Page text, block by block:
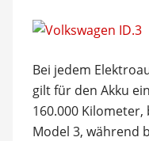
Bei jedem
gilt für den Akku
160.000
Model 3, während